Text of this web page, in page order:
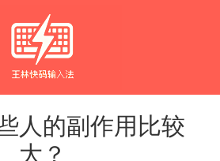
人的副作用比较
大？